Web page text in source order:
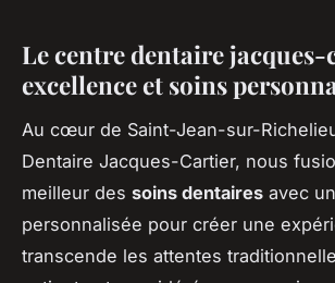
Le centre dentaire
excellence et soins
Au cœur de Saint-Jean-sur-
Dentaire Jacques-Cartier, nous
meilleur des soins dentaires avec
personnalisée pour créer une
transcende les attentes